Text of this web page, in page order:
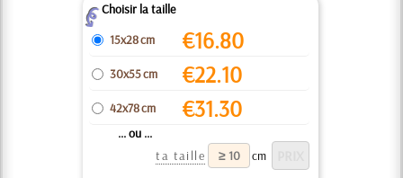
ZChoisir la taille
15x28 cm
€16.80
30x55 cm €22.10
42x78 cm €31.30
... ou ...
ta taille
cm